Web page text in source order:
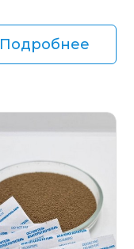
Подробнее